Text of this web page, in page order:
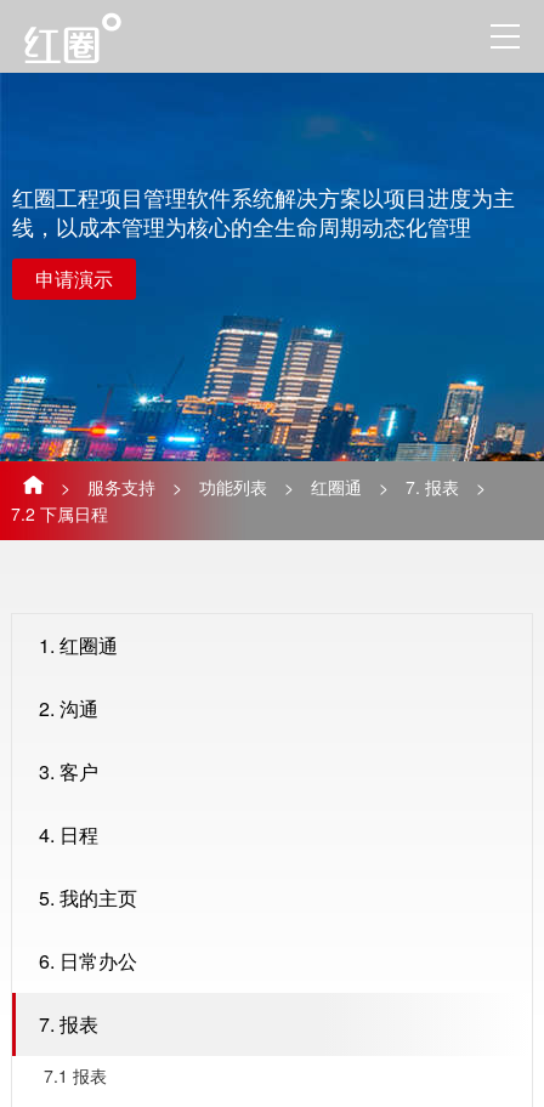
红圈工程项目管理软件系统解决方案以项目进度为主
线，以成本管理为核心的全生命周期动态化管理
申请演示
> 服务支持 > 功能列表 > 红圈通 > 7. 报表
>
7.2 下属日程
1. 红圈通
2. 沟通
3. 客户
4. 日程
5. 我的主页
6. 日常办公
7. 报表
7.1 报表